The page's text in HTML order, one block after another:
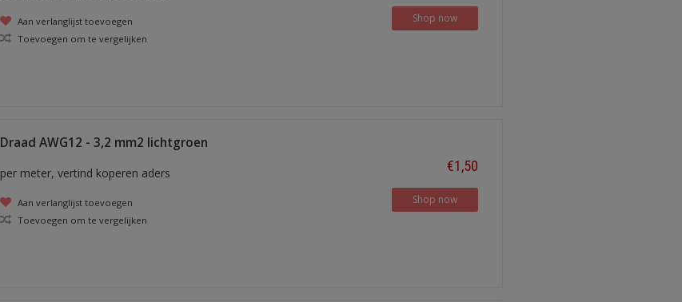
Aan verlanglijst toevoegen
Toevoegen om te vergelijken
Shop now
Draad AWG12 - 3,2 mm2 lichtgroen
per meter, vertind koperen aders
Aan verlanglijst toevoegen
Toevoegen om te vergelijken
€1,50
Shop now